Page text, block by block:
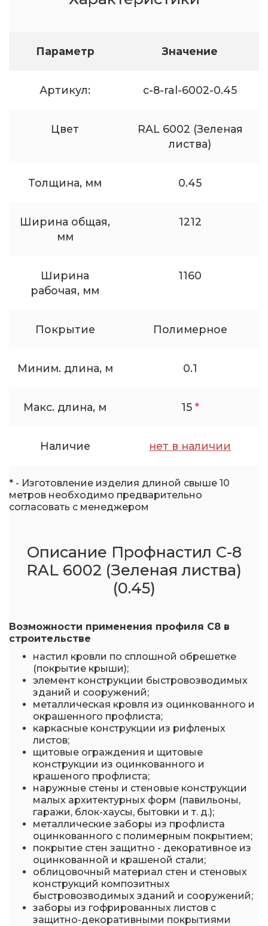
Параметр Значение
Артикул: c-8-ral-6002-0.45
Цвет
RAL 6002 (Зеленая
листва)
Толщина, мм 0.45
Ширина общая,
мм
1212
Ширина
рабочая, мм
1160
Покрытие Полимерное
Миним. длина, м 0.1
Макс. длина, м 15 *
Наличие нет в наличии
* - Изготовление изделия длиной свыше 10
метров необходимо предварительно
согласовать с менеджером
Описание Профнастил С-8
RAL 6002 (Зеленая листва)
(0.45)
Возможности применения профиля С8 в
строительстве
настил кровли по сплошной обрешетке
(покрытие крыши);
элемент конструкции быстровозводимых
зданий и сооружений;
металлическая кровля из оцинкованного и
окрашенного профлиста;
каркасные конструкции из рифленых
листов;
щитовые ограждения и щитовые
конструкции из оцинкованного и
крашеного профлиста;
наружные стены и стеновые конструкции
малых архитектурных форм (павильоны,
гаражи, блок-хаусы, бытовки и т. д.);
металлические заборы из профлиста
оцинкованного с полимерным покрытием;
покрытие стен защитно - декоративное из
оцинкованной и крашеной стали;
облицовочный материал стен и стеновых
конструкций композитных
быстровозводимых зданий и сооружений;
заборы из гофрированных листов с
защитно-декоративными покрытиями